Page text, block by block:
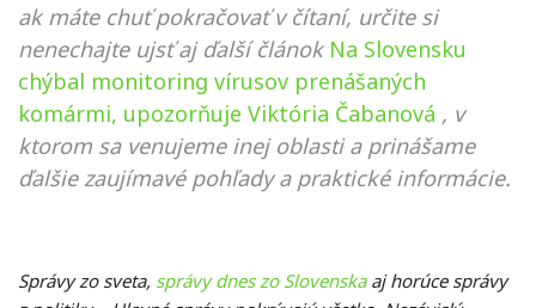
ak máte chuť pokračovať v čítaní, určite si
nenechajte ujsť aj ďalší článok Na Slovensku
chýbal monitoring vírusov prenášaných
komármi, upozorňuje Viktória Čabanová , v
ktorom sa venujeme inej oblasti a prinášame
ďalšie zaujímavé pohľady a praktické informácie.
Správy zo sveta, správy dnes zo Slovenskaaj horúce správy